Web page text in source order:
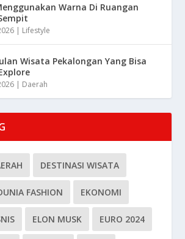
Warna Di Ruangan
| Lifestyle
Wisata Pekalongan Yang Bisa
| Daerah
DESTINASI WISATA
FASHION EKONOMI
ELON MUSK EURO 2024